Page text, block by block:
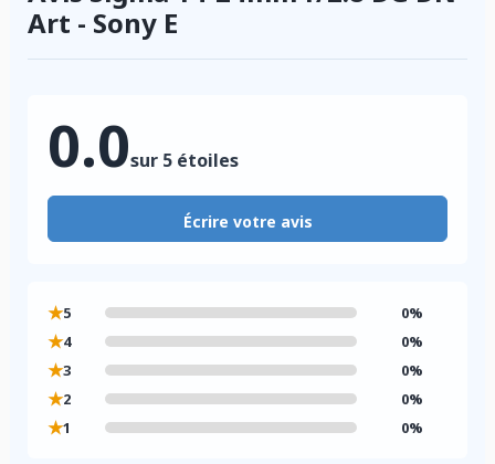
Art - Sony E
0.0sur 5 étoiles
Écrire votre avis
★5 0%
★4 0%
★3 0%
★2 0%
★1 0%